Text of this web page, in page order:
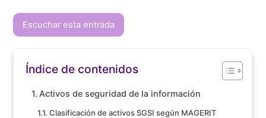
Escuchar esta entrada
Índice de contenidos
Activos de seguridad de la información
Clasificación de activos SGSI según MAGERIT